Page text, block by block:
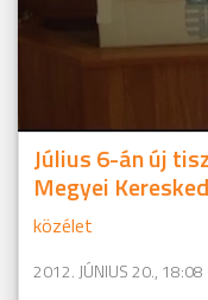
Július 6-án új
Megyei
közélet
2012. JÚNIUS 20., 18:08